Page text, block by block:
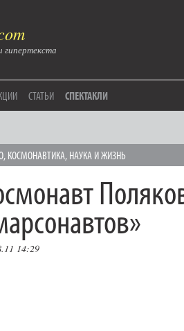
гипертекста
СТАТЬИ СПЕКТАКЛИ
, КОСМОНАВТИКА, НАУКА И ЖИЗНЬ
14:29